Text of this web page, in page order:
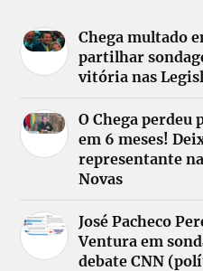
Chega multado
partilhar
vitória nas
O Chega perdeu
em 6 meses!
representante
Novas
José Pacheco
Ventura em
debate CNN